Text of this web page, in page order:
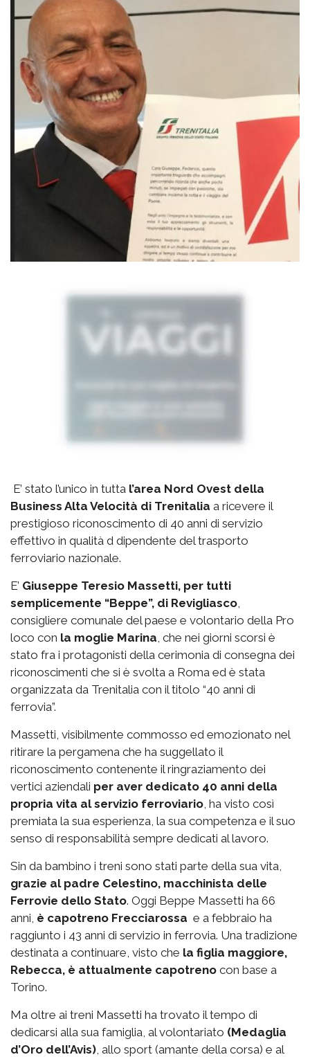
E’ stato l’unico in tutta l’area Nord Ovest della
Business Alta Velocità di Trenitalia a ricevere il
prestigioso riconoscimento di 40 anni di servizio
effettivo in qualità d dipendente del trasporto
ferroviario nazionale.
E’ Giuseppe Teresio Massetti, per tutti
semplicemente “Beppe”, di Revigliasco
consigliere comunale del paese e volontario della Pro
loco con la moglie Marina , che nei giorni scorsi è
stato fra i protagonisti della cerimonia di consegna dei
riconoscimenti che si è svolta a Roma ed è stata
organizzata da Trenitalia con il titolo “40 anni di
ferrovia”.
Massetti, visibilmente commosso ed emozionato nel
ritirare la pergamena che ha suggellato il
riconoscimento contenente il ringraziamento dei
vertici aziendali per aver dedicato 40 anni della
propria vita al servizio ferroviario , ha visto così
premiata la sua esperienza, la sua competenza e il suo
senso di responsabilità sempre dedicati al lavoro.
Sin da bambino i treni sono stati parte della sua vita,
grazie al padre Celestino, macchinista delle
Ferrovie dello Stato. Oggi Beppe Massetti ha 66
anni, è capotreno Frecciarossa e a febbraio ha
raggiunto i 43 anni di servizio in ferrovia. Una tradizione
destinata a continuare, visto che la figlia maggiore,
Rebecca, è attualmente capotreno con base a
Torino.
Ma oltre ai treni Massetti ha trovato il tempo di
dedicarsi alla sua famiglia, al volontariato (Medaglia
d’Oro dell’Avis) , allo sport (amante della corsa) e al